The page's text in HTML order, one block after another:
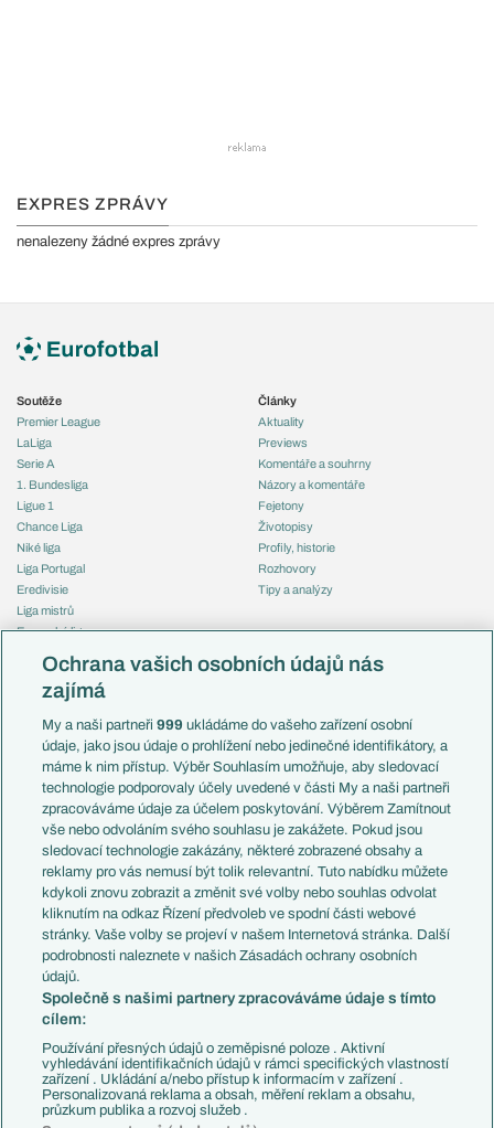
EXPRES ZPRÁVY
nenalezeny žádné expres zprávy
Soutěže
Premier League
LaLiga
Serie A
1. Bundesliga
Ligue 1
Chance Liga
Niké liga
Liga Portugal
Eredivisie
Liga mistrů
Evropská liga
Mistrovství světa
Liga národů
Témata
Představení týmů MS
EuroSkauting
PL v kostce
Evropské koeficienty
Přestupy
Přestupové spekulace
Zranění
Kluby
Arsenal FC
Chelsea FC
Manchester United
AC Milán
Juventus FC
Bayern Mnichov
FC Barcelona
Real Madrid
Články
Aktuality
Previews
Komentáře a souhrny
Názory a komentáře
Fejetony
Životopisy
Profily, historie
Rozhovory
Tipy a analýzy
Česko
Francie
Itálie
Německo
Španělsko
Argentina
Brazílie
Přestupy
Zápasy
Livescore
Tipovací soutěž
Ochrana vašich osobních údajů nás
zajímá
My a naši partneři999 ukládáme do vašeho zařízení osobní
údaje, jako jsou údaje o prohlížení nebo jedinečné identifikátory, a
máme k nim přístup. Výběr Souhlasím umožňuje, aby sledovací
technologie podporovaly účely uvedené v části My a naši partneři
zpracováváme údaje za účelem poskytování. Výběrem Zamítnout
vše nebo odvoláním svého souhlasu je zakážete. Pokud jsou
sledovací technologie zakázány, některé zobrazené obsahy a
reklamy pro vás nemusí být tolik relevantní. Tuto nabídku můžete
kdykoli znovu zobrazit a změnit své volby nebo souhlas odvolat
kliknutím na odkaz Řízení předvoleb ve spodní části webové
stránky. Vaše volby se projeví v našem Internetová stránka. Další
podrobnosti naleznete v našich Zásadách ochrany osobních
údajů.
Společně s našimi partnery zpracováváme údaje s tímto
cílem:
Používání přesných údajů o zeměpisné poloze . Aktivní
vyhledávání identifikačních údajů v rámci specifických vlastností
zařízení . Ukládání a/nebo přístup k informacím v zařízení .
Personalizovaná reklama a obsah, měření reklam a obsahu,
průzkum publika a rozvoj služeb .